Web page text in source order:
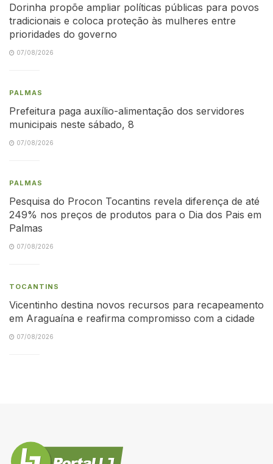
Dorinha propõe ampliar políticas públicas para povos
tradicionais e coloca proteção às mulheres entre
prioridades do governo
07/08/2026
PALMAS
Prefeitura paga auxílio-alimentação dos servidores
municipais neste sábado, 8
07/08/2026
PALMAS
Pesquisa do Procon Tocantins revela diferença de até
249% nos preços de produtos para o Dia dos Pais em
Palmas
07/08/2026
TOCANTINS
Vicentinho destina novos recursos para recapeamento
em Araguaína e reafirma compromisso com a cidade
07/08/2026